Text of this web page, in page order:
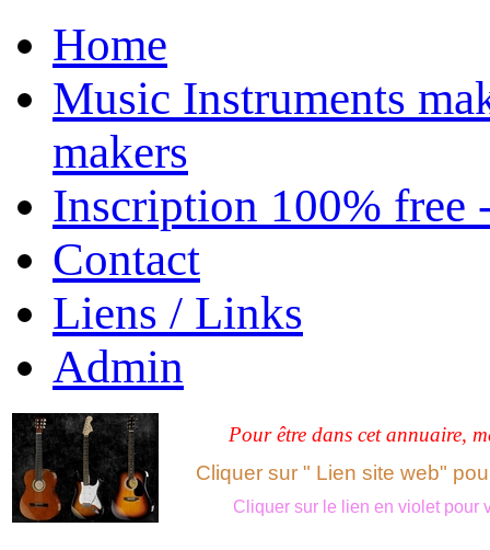
Home
Music Instruments
makers
Inscription 100% free
Contact
Liens / Links
Admin
Pour être dans cet annuaire,
Cliquer sur " Lien site web"
Cliquer sur le lien en violet pour